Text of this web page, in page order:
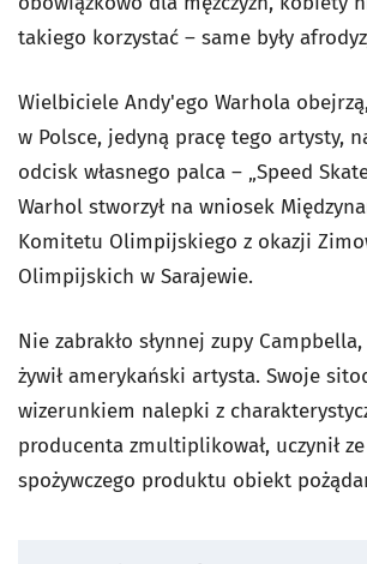
takiego korzystać – same były
Wielbiciele Andy'ego Warhola
w Polsce, jedyną pracę tego artysty,
odcisk własnego palca – „Speed
Warhol stworzył na wniosek
Komitetu Olimpijskiego z okazji
Olimpijskich w Sarajewie.
Nie zabrakło słynnej zupy
żywił amerykański artysta. Swoje
wizerunkiem nalepki z
producenta zmultiplikował, uczynił ze
spożywczego produktu obiekt